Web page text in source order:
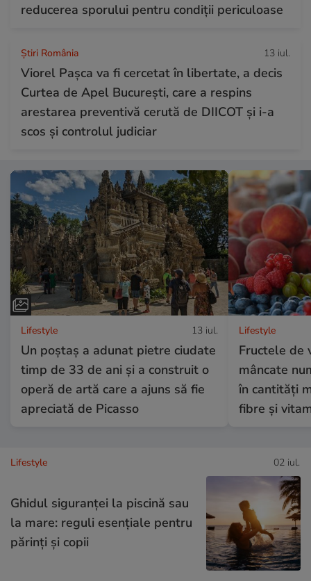
reducerea sporului pentru condiții periculoase
Știri România 13 iul.
Viorel Pașca va fi cercetat în libertate, a decis
Curtea de Apel București, care a respins
arestarea preventivă cerută de DIICOT și i-a
scos și controlul judiciar
Lifestyle 13 iul.
Un poștaș a adunat pietre ciudate
timp de 33 de ani și a construit o
operă de artă care a ajuns să fie
apreciată de Picasso
Lifestyle
Fructele de
mâncate
în cantități
fibre și
Lifestyle 02 iul.
Ghidul siguranței la piscină sau
la mare: reguli esențiale pentru
părinți și copii